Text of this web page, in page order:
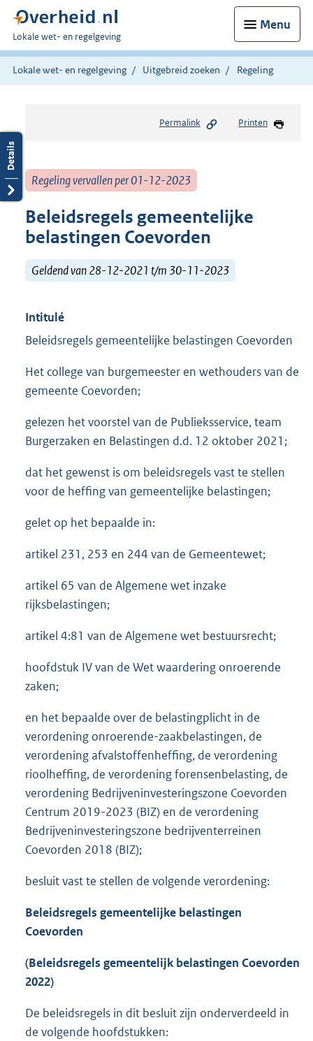
Menu
U
bent
hier:
Lokale wet- en regelgeving
Lokale wet- en regelgeving Uitgebreid zoeken Regeling
Permalink Printen
Regeling vervallen per 01-12-2023
Beleidsregels gemeentelijke
belastingen Coevorden
Geldend van 28-12-2021 t/m 30-11-2023
Intitulé
Beleidsregels gemeentelijke belastingen Coevorden
Het college van burgemeester en wethouders van de
gemeente Coevorden;
gelezen het voorstel van de Publieksservice, team
Burgerzaken en Belastingen d.d. 12 oktober 2021;
dat het gewenst is om beleidsregels vast te stellen
voor de heffing van gemeentelijke belastingen;
gelet op het bepaalde in:
artikel 231, 253 en 244 van de Gemeentewet;
artikel 65 van de Algemene wet inzake
rijksbelastingen;
artikel 4:81 van de Algemene wet bestuursrecht;
hoofdstuk IV van de Wet waardering onroerende
zaken;
en het bepaalde over de belastingplicht in de
verordening onroerende-zaakbelastingen, de
verordening afvalstoffenheffing, de verordening
rioolheffing, de verordening forensenbelasting, de
verordening Bedrijveninvesteringszone Coevorden
Centrum 2019-2023 (BIZ) en de verordening
Bedrijveninvesteringszone bedrijventerreinen
Coevorden 2018 (BIZ);
besluit vast te stellen de volgende verordening:
Beleidsregels gemeentelijke belastingen
Coevorden
(Beleidsregels gemeentelijk belastingen Coevorden
2022)
De beleidsregels in dit besluit zijn onderverdeeld in
de volgende hoofdstukken: